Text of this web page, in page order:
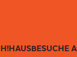
HAUSBESUCHE